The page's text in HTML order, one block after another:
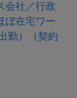
会社／行政
ぼ在宅ワー
勤）（契約